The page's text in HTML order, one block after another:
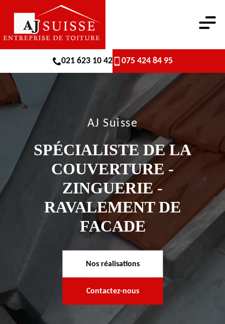
021 623 10 42 075 424 84 95
AJ Suisse
SPÉCIALISTE DE LA
COUVERTURE -
ZINGUERIE -
RAVALEMENT DE
FACADE
Nos réalisations
Contactez-nous